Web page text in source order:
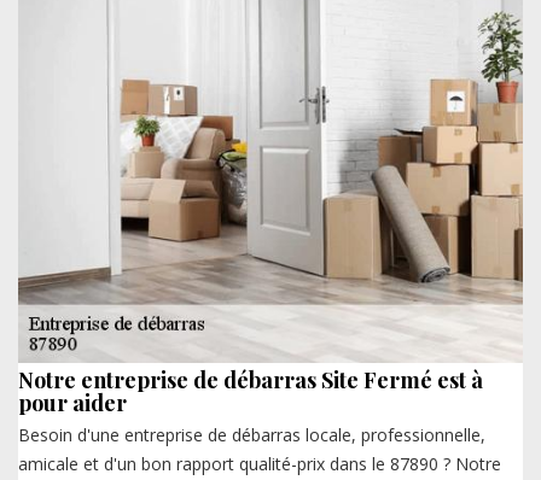
Notre entreprise de débarras Site Fermé est à
pour aider
Besoin d'une entreprise de débarras locale, professionnelle,
amicale et d'un bon rapport qualité-prix dans le 87890 ? Notre